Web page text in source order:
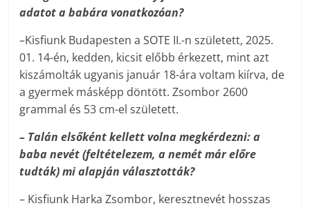
adatot a babára vonatkozóan?
–Kisfiunk Budapesten a SOTE II.-n született, 2025.
01. 14-én, kedden, kicsit előbb érkezett, mint azt
kiszámolták ugyanis január 18-ára voltam kiírva, de
a gyermek másképp döntött. Zsombor 2600
grammal és 53 cm-el született.
– Talán elsőként kellett volna megkérdezni: a
baba nevét (feltételezem, a nemét már előre
tudták) mi alapján választották?
– Kisfiunk Harka Zsombor, keresztnevét hosszas